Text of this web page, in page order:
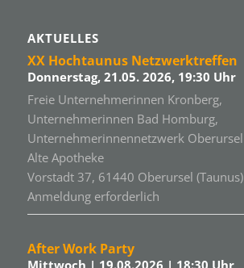
AKTUELLES
XX Hochtaunus Netzwerktreffen
Donnerstag, 21.05. 2026, 19:30 Uhr
Freie Unternehmerinnen Kronberg,
Unternehmerinnen Bad Homburg,
Unternehmerinnennetzwerk Oberursel
Alte Apotheke
Vorstadt 37, 61440 Oberursel (Taunus)
Anmeldung erforderlich
After Work Party
Mittwoch | 19.08.2026 | 18:30 Uhr